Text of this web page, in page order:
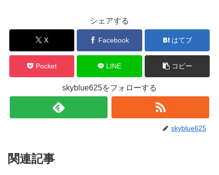
シェアする
X Facebook はてブ
Pocket LINE コピー
skyblue625をフォローする
skyblue625
関連記事